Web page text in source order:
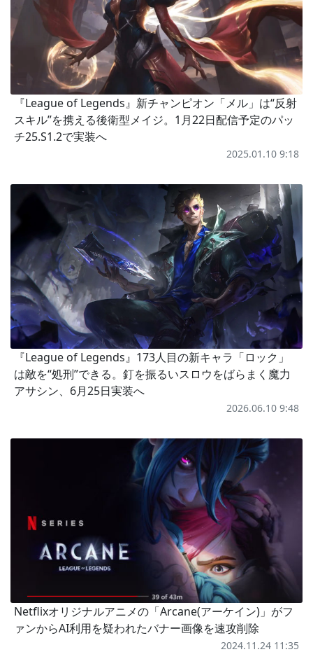
『League of Legends』新チャンピオン「メル」は“反射
スキル”を携える後衛型メイジ。1月22日配信予定のパッ
チ25.S1.2で実装へ
2025.01.10 9:18
『League of Legends』173人目の新キャラ「ロック」
は敵を“処刑”できる。釘を振るいスロウをばらまく魔力
アサシン、6月25日実装へ
2026.06.10 9:48
Netflixオリジナルアニメの「Arcane(アーケイン)」がフ
ァンからAI利用を疑われたバナー画像を速攻削除
2024.11.24 11:35